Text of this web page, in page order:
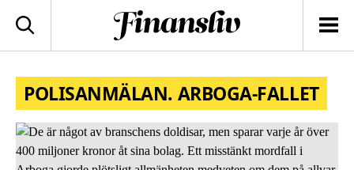
logotyp
Sök
POLISANMÄLAN. ARBOGA-FALLET